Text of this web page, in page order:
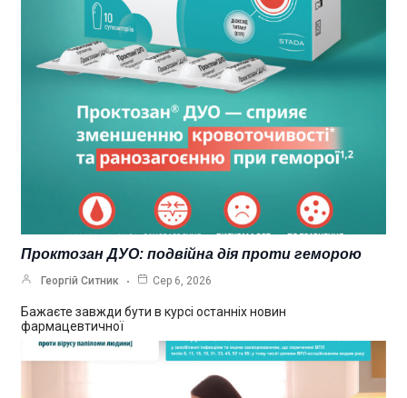
Проктозан ДУО: подвійна дія проти геморою
Георгій Ситник Сер 6, 2026
Бажаєте завжди бути в курсі останніх новин
фармацевтичної